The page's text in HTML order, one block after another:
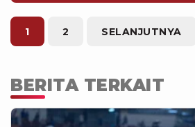
1 2 SELANJUTNYA
BERITA TERKAIT